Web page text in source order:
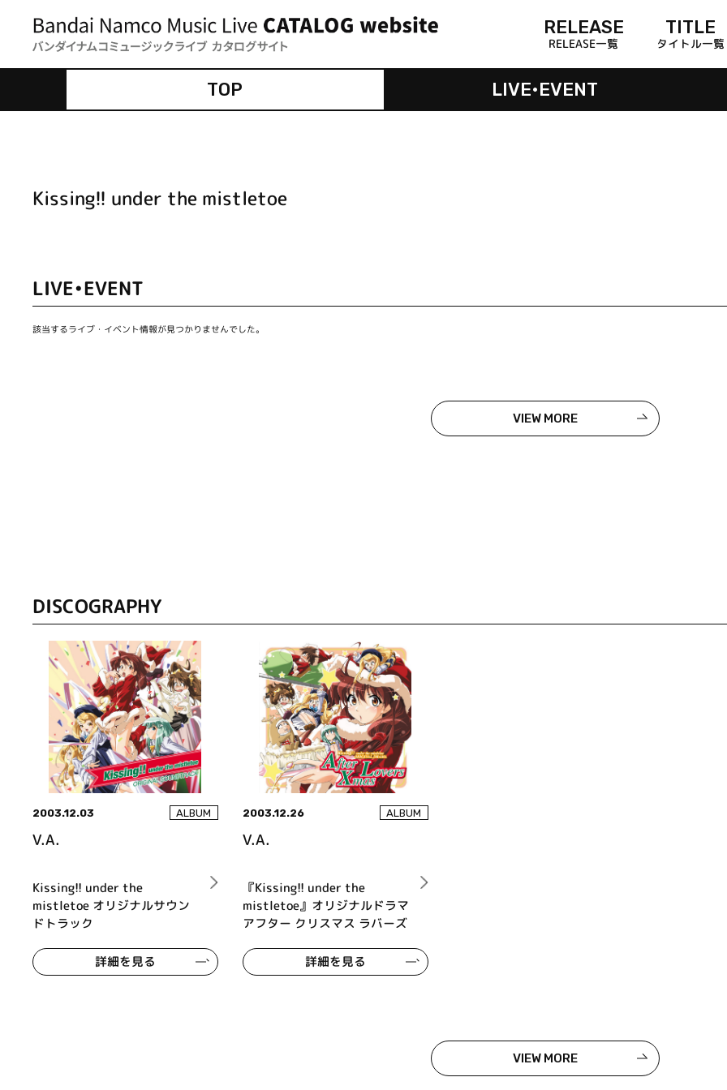
RELEASE
RELEASE一覧
TITLE
タイトル一覧
TOP LIVE•EVENT
Kissing!! under the mistletoe
LIVE•EVENT
該当するライブ・イベント情報が見つかりませんでした。
VIEW MORE
DISCOGRAPHY
2003.12.03 ALBUM
V.A.
Kissing!! under the
mistletoe オリジナルサウン
ドトラック
詳細を見る
2003.12.26 ALBUM
V.A.
『Kissing!! under the
mistletoe』オリジナルドラマ
アフター クリスマス ラバーズ
詳細を見る
VIEW MORE